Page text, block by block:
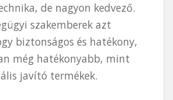
de nagyon kedvező.
szakemberek azt
biztonságos és hatékony,
még hatékonyabb, mint
javító termékek.